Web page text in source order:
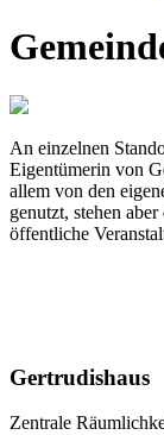
An einzelnen
Eigentümerin von
allem von den
genutzt, stehen
öffentliche
Gertrudishaus
Zentrale